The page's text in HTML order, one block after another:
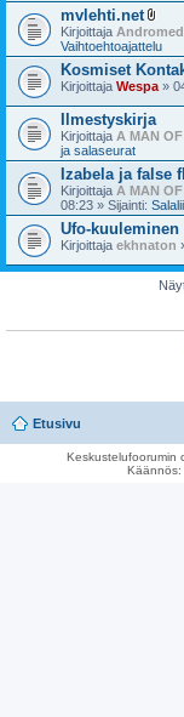
mvlehti.net
l
i
i
t
t
t
Kirjoittaja
Vaihtoehtoajattelu
Kosmiset
Kirjoittaja Wespa »
Ilmestyskirja
Kirjoittaja A MAN
ja salaseurat
Izabela ja false
Kirjoittaja A MAN
08:23 » Sijainti:
Ufo-kuuleminen
Kirjoittaja ekhnaton
Etusivu
Keskustelufoorumin
Käännös: